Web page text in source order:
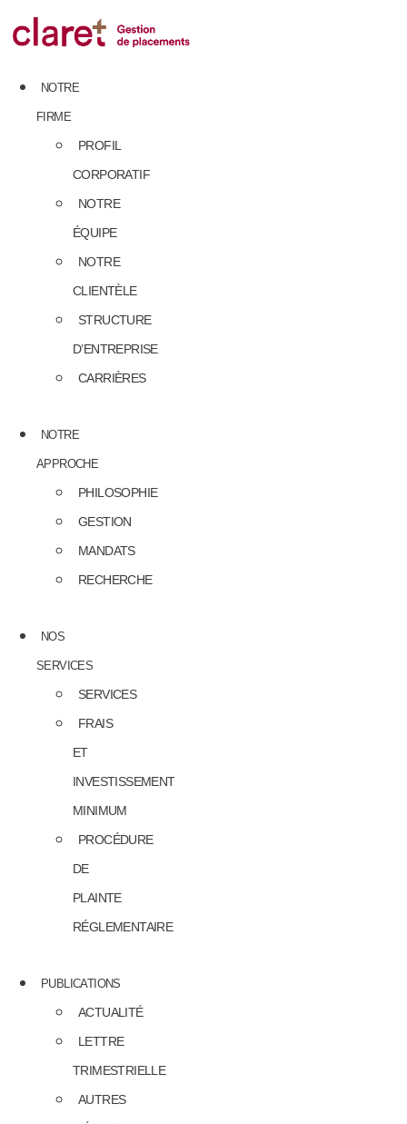
to
content
NOTRE
FIRME
PROFIL
CORPORATIF
NOTRE
ÉQUIPE
NOTRE
CLIENTÈLE
STRUCTURE
D’ENTREPRISE
CARRIÈRES
NOTRE
APPROCHE
PHILOSOPHIE
GESTION
MANDATS
RECHERCHE
NOS
SERVICES
SERVICES
FRAIS
ET
INVESTISSEMENT
MINIMUM
PROCÉDURE
DE
PLAINTE
RÉGLEMENTAIRE
PUBLICATIONS
ACTUALITÉ
LETTRE
TRIMESTRIELLE
AUTRES